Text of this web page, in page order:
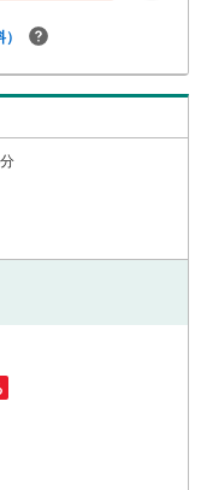
気軽にお問合せくだ